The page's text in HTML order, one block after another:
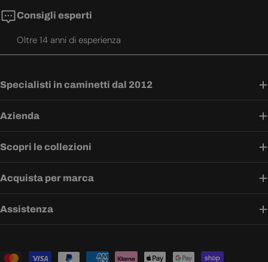
Consigli esperti
Oltre 14 anni di esperienza
Specialisti in caminetti dal 2012
Azienda
Scopri le collezioni
Acquista per marca
Assistenza
Metodi